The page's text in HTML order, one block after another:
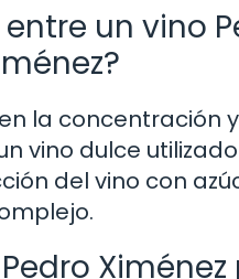
un vino
la concentración
vino dulce
del vino con